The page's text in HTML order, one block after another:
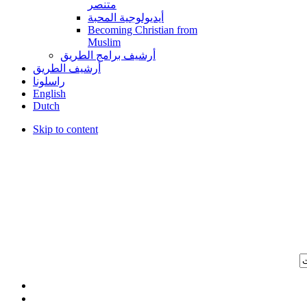
متنصر
أيديولوجية المحبة
Becoming Christian from
Muslim
أرشيف برامج الطريق
أرشيف الطريق
راسلونا
English
Dutch
Skip to content